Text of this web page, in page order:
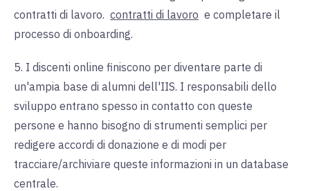
contratti di lavoro. contratti di lavoro e completare il
processo di onboarding.
5. I discenti online finiscono per diventare parte di
un'ampia base di alumni dell'IIS. I responsabili dello
sviluppo entrano spesso in contatto con queste
persone e hanno bisogno di strumenti semplici per
redigere accordi di donazione e di modi per
tracciare/archiviare queste informazioni in un database
centrale.